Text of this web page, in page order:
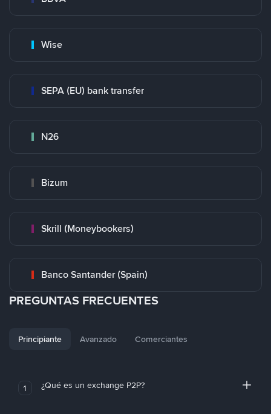
Wise
SEPA (EU) bank transfer
N26
Bizum
Skrill (Moneybookers)
Banco Santander (Spain)
PREGUNTAS FRECUENTES
Principiante Avanzado Comerciantes
1 ¿Qué es un exchange P2P?